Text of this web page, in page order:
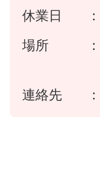
休業日
場所
連絡先